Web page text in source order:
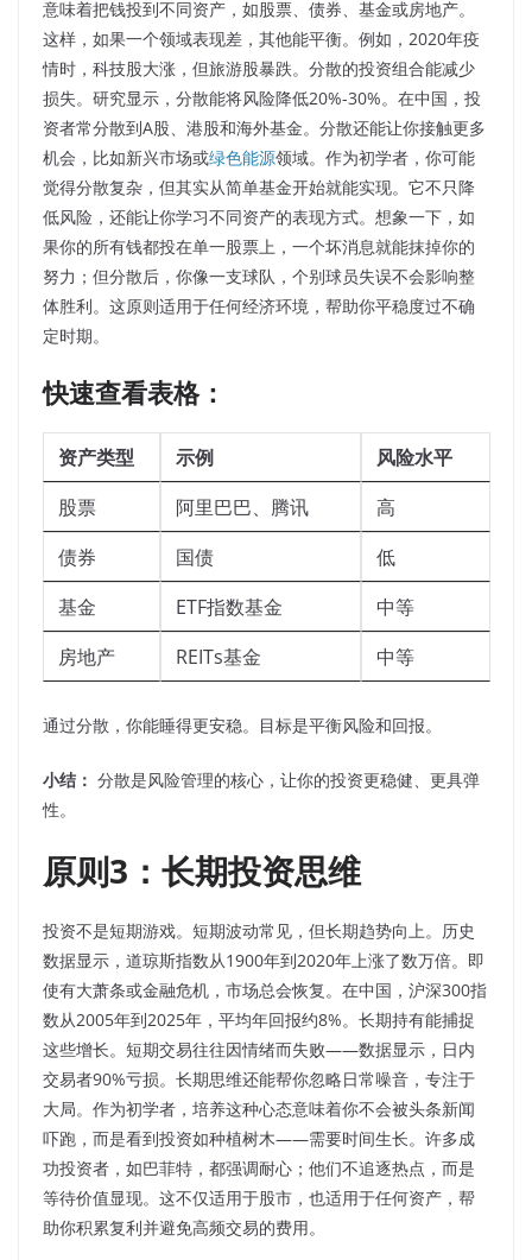
意味着把钱投到不同资产，如股票、债券、基金或房地产。
这样，如果一个领域表现差，其他能平衡。例如，2020年疫
情时，科技股大涨，但旅游股暴跌。分散的投资组合能减少
损失。研究显示，分散能将风险降低20%-30%。在中国，投
资者常分散到A股、港股和海外基金。分散还能让你接触更多
机会，比如新兴市场或绿色能源领域。作为初学者，你可能
觉得分散复杂，但其实从简单基金开始就能实现。它不只降
低风险，还能让你学习不同资产的表现方式。想象一下，如
果你的所有钱都投在单一股票上，一个坏消息就能抹掉你的
努力；但分散后，你像一支球队，个别球员失误不会影响整
体胜利。这原则适用于任何经济环境，帮助你平稳度过不确
定时期。
快速查看表格：
资产类型 示例
风险水平
股票
阿里巴巴、腾讯
高
债券
国债
低
基金
ETF指数基金
中等
房地产
REITs基金 中等
通过分散，你能睡得更安稳。目标是平衡风险和回报。
小结： 分散是风险管理的核心，让你的投资更稳健、更具弹
性。
原则3：长期投资思维
投资不是短期游戏。短期波动常见，但长期趋势向上。历史
数据显示，道琼斯指数从1900年到2020年上涨了数万倍。即
使有大萧条或金融危机，市场总会恢复。在中国，沪深300指
数从2005年到2025年，平均年回报约8%。长期持有能捕捉
这些增长。短期交易往往因情绪而失败——数据显示，日内
交易者90%亏损。长期思维还能帮你忽略日常噪音，专注于
大局。作为初学者，培养这种心态意味着你不会被头条新闻
吓跑，而是看到投资如种植树木——需要时间生长。许多成
功投资者，如巴菲特，都强调耐心；他们不追逐热点，而是
等待价值显现。这不仅适用于股市，也适用于任何资产，帮
助你积累复利并避免高频交易的费用。